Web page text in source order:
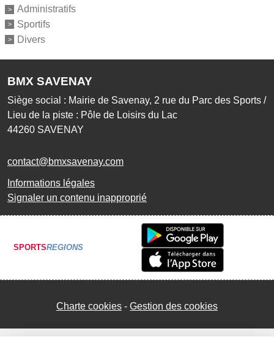
Administratifs
Sportifs
Divers
BMX SAVENAY
Siège social : Mairie de Savenay, 2 rue du Parc des Sports /
Lieu de la piste : Pôle de Loisirs du Lac
44260 SAVENAY
contact@bmxsavenay.com
Informations légales
Signaler un contenu inapproprié
SPORTSREGIONS
Charte cookies Gestion des cookies